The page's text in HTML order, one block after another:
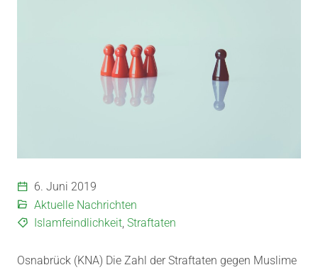
6. Juni 2019
Aktuelle Nachrichten
Islamfeindlichkeit, Straftaten
Osnabrück (KNA) Die Zahl der Straftaten gegen Muslime